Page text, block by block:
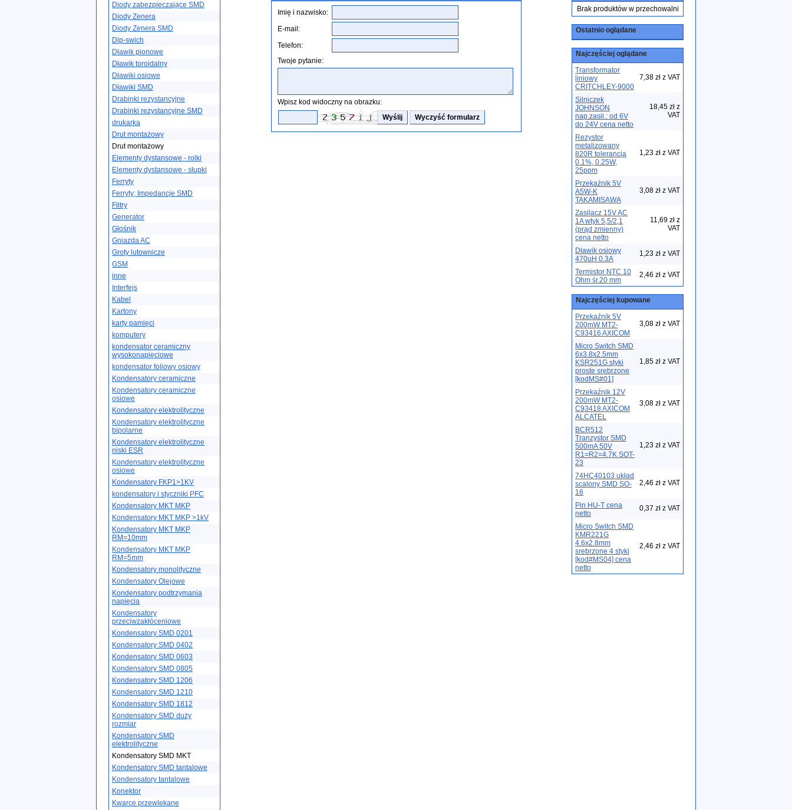
Diody zabezpieczające SMD
Diody Zenera
Diody Zenera SMD
Dip-swich
Dławik pionowe
Dławik toroidalny
Dławiki osiowe
Dławiki SMD
Drabinki rezystancyjne
Drabinki rezystancyjne SMD
drukarka
Drut montażowy
Drut montażowy
Elementy dystansowe - rolki
Elementy dystansowe - słupki
Ferryty
Ferryty; Impedancje SMD
Filtry
Generator
Głośnik
Gniazda AC
Groty lutownicze
GSM
inne
Interfejs
Kabel
Kartony
karty pamięci
komputery
kondensator ceramiczny
wysokonapięciowe
kondensator foliowy osiowy
Kondensatory ceramiczne
Kondensatory ceramiczne
osiowe
Kondensatory elektrolityczne
Kondensatory elektrolityczne
bipolarne
Kondensatory elektrolityczne
niski ESR
Kondensatory elektrolityczne
osiowe
Kondensatory FKP1>1KV
kondensatory i styczniki PFC
Kondensatory MKT MKP
Kondensatory MKT MKP >1kV
Kondensatory MKT MKP
RM=10mm
Kondensatory MKT MKP
RM=5mm
Kondensatory monolityczne
Kondensatory Olejowe
Kondensatory podtrzymania
napięcia
Kondensatory
przeciwzakłóceniowe
Kondensatory SMD 0201
Kondensatory SMD 0402
Kondensatory SMD 0603
Kondensatory SMD 0805
Kondensatory SMD 1206
Kondensatory SMD 1210
Kondensatory SMD 1812
Kondensatory SMD duży
rozmiar
Kondensatory SMD
elektrolityczne
Kondensatory SMD MKT
Kondensatory SMD tantalowe
Kondensatory tantalowe
Konektor
Kwarce przewlekane
Imię i nazwisko:
E-mail:
Telefon:
Twoje pytanie:
Wpisz kod widoczny na obrazku:
Brak produktów w przechowalni
Ostatnio oglądane
Najczęściej oglądane
Transformator
liniowy
CRITCHLEY-9000
7,38 zł z VAT
Silniczek
JOHNSON
nap.zasil.: od 6V
do 24V cena netto
18,45 zł z
VAT
Rezystor
metalizowany
820R tolerancja
0.1%, 0.25W,
25ppm
1,23 zł z VAT
Przekaźnik 5V
A5W-K
TAKAMISAWA
3,08 zł z VAT
Zasilacz 15V AC
1A wtyk 5,5/2,1
(prąd zmienny)
cena netto
11,69 zł z
VAT
Dławik osiowy
470uH 0.3A
1,23 zł z VAT
Termistor NTC 10
Ohm śr.20 mm
2,46 zł z VAT
Najczęściej kupowane
Przekaźnik 5V
200mW MT2-
C93416 AXICOM
3,08 zł z VAT
Micro Switch SMD
6x3.8x2.5mm
KSR251G styki
proste srebrzone
[kodMS#01]
1,85 zł z VAT
Przekaźnik 12V
200mW MT2-
C93418 AXICOM
ALCATEL
3,08 zł z VAT
BCR512
Tranzystor SMD
500mA 50V
R1=R2=4.7K SOT-
23
1,23 zł z VAT
74HC40103 układ
scalony SMD SO-
16
2,46 zł z VAT
Pin HU-T cena
netto
0,37 zł z VAT
Micro Switch SMD
KMR221G
4.6x2.8mm
srebrzone 4 styki
[kod#MS04] cena
netto
2,46 zł z VAT